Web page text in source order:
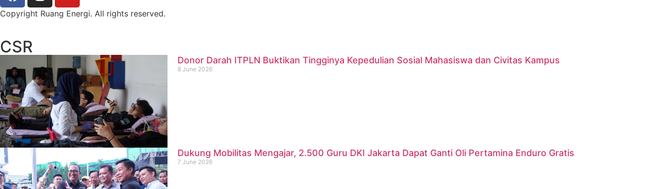
Copyright Ruang Energi. All rights reserved.
CSR
Donor Darah ITPLN Buktikan Tingginya Kepedulian Sosial Mahasiswa dan Civitas Kampus
8 June 2026
Dukung Mobilitas Mengajar, 2.500 Guru DKI Jakarta Dapat Ganti Oli Pertamina Enduro Gratis
7 June 2026